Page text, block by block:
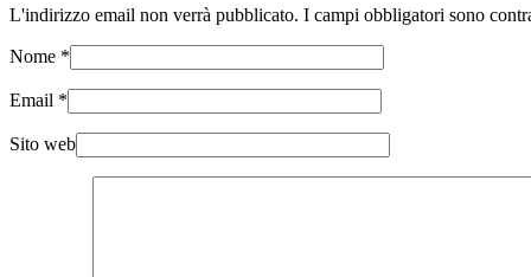
L'indirizzo email non verrà pubblicato. I campi obbligatori sono
Nome *
Email *
Sito web